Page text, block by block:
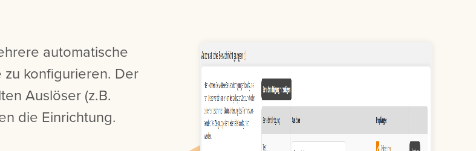
automatische
konfigurieren. Der
Auslöser (z.B.
die Einrichtung.